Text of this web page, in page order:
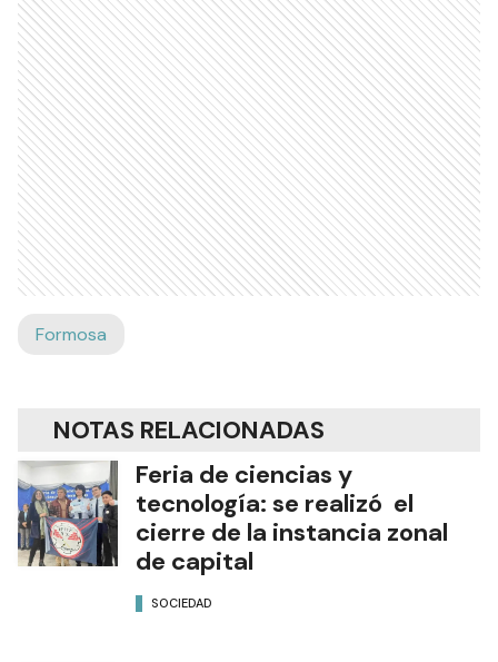
Formosa
NOTAS RELACIONADAS
Feria de ciencias y
tecnología: se realizó el
cierre de la instancia zonal
de capital
SOCIEDAD